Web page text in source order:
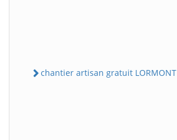
chantier artisan gratuit LORMONT